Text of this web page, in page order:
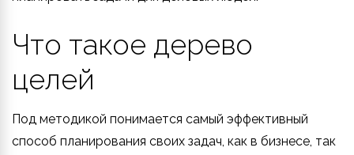
Что такое дерево
целей
Под методикой понимается самый эффективный
способ планирования своих задач, как в бизнесе, так